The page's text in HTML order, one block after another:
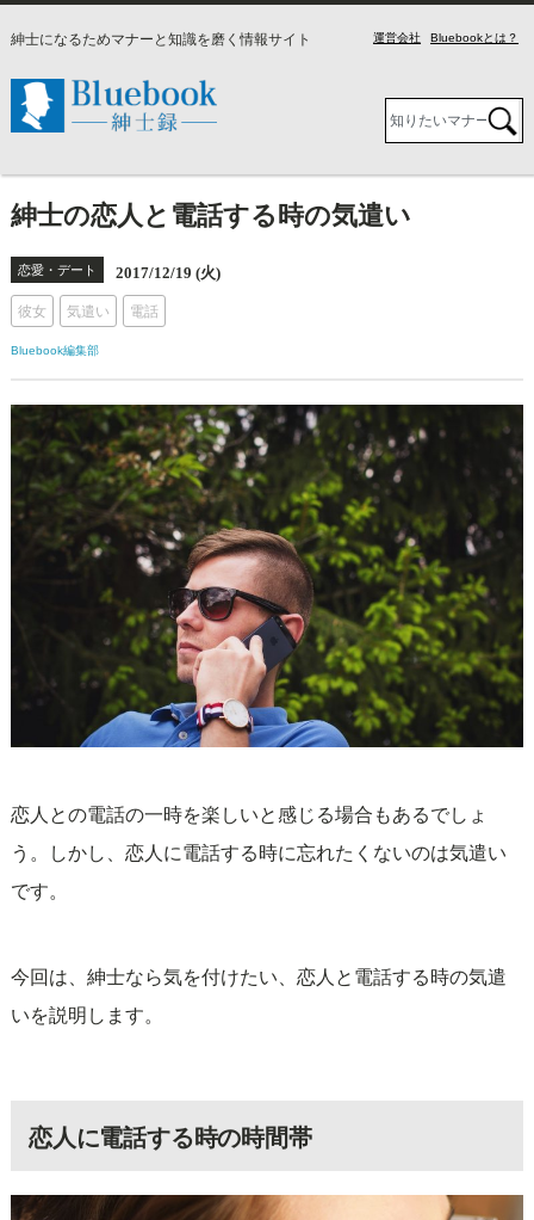
紳士になるためマナーと知識を磨く情報サイト Bluebookとは？
運営会社
紳士の恋人と電話する時の気遣い
恋愛・デート 2017/12/19 (火)
彼女 気遣い 電話
Bluebook編集部
恋人との電話の一時を楽しいと感じる場合もあるでしょ
う。しかし、恋人に電話する時に忘れたくないのは気遣い
です。
今回は、紳士なら気を付けたい、恋人と電話する時の気遣
いを説明します。
恋人に電話する時の時間帯